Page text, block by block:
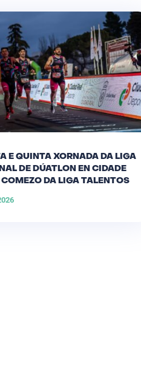
E QUINTA XORNADA DA LIGA
DE DÚATLON EN CIDADE
COMEZO DA LIGA TALENTOS